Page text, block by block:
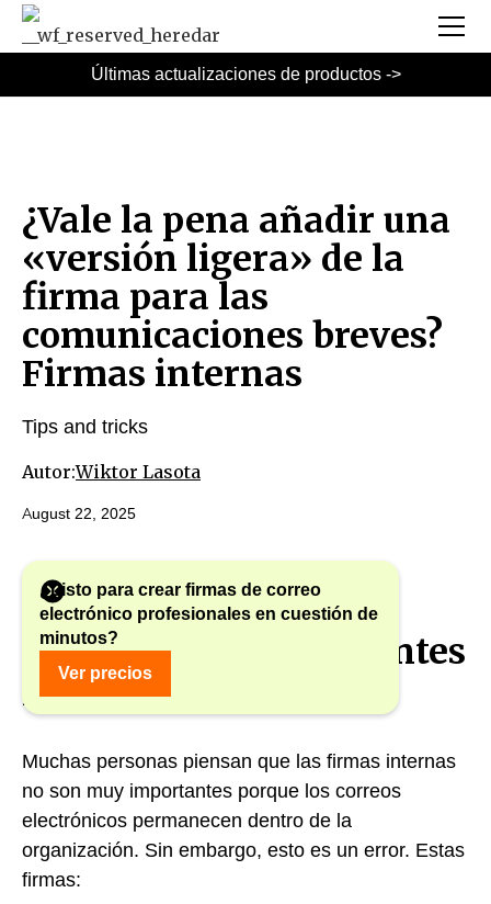
Últimas actualizaciones de productos ->
¿Vale la pena añadir una
«versión ligera» de la
firma para las
comunicaciones breves?
Firmas internas
Tips and tricks
Autor:Wiktor Lasota
August 22, 2025
¿Listo para crear firmas de correo
electrónico profesionales en cuestión de
minutos?
Ver precios
¿Por qué son importantes
las firmas internas?
Muchas personas piensan que las firmas internas
no son muy importantes porque los correos
electrónicos permanecen dentro de la
organización. Sin embargo, esto es un error. Estas
firmas: